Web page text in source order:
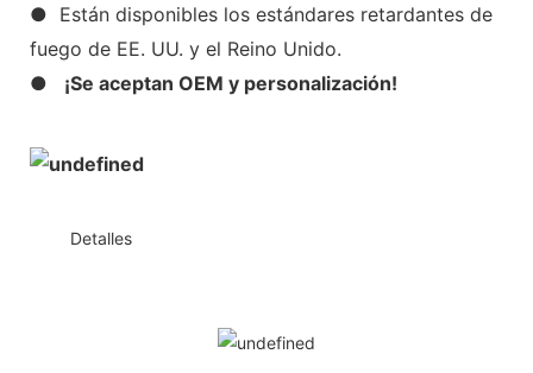
● Están disponibles los estándares retardantes de
fuego de EE. UU. y el Reino Unido.
●
¡Se aceptan OEM y personalización!
Detalles